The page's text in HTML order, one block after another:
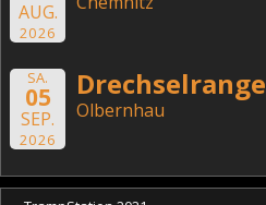
AUG.
2026
SA.
05
SEP.
2026
Drechselrange
Olbernhau